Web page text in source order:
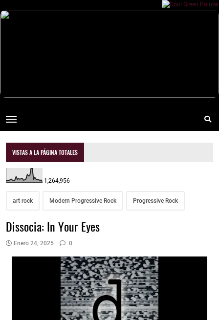
VISTAS A LA PÁGINA TOTALES
1,264,956
art rock Modern Progressive Rock Progressive Rock
Dissocia: In Your Eyes
Enero 24, 2025 0